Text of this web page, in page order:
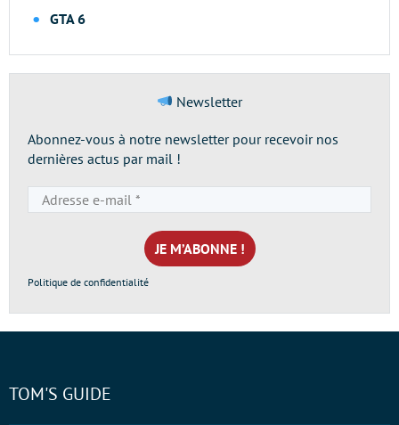
GTA 6
Newsletter
Abonnez-vous à notre newsletter pour recevoir nos
dernières actus par mail !
e-
mail
*
Politique de confidentialité
TOM'S GUIDE